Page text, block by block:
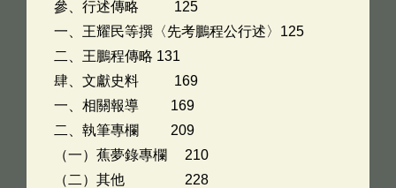
參、行述傳略 125
一、王耀民等撰〈先考鵬程公行述〉125
二、王鵬程傳略 131
肆、文獻史料 169
一、相關報導 169
二、執筆專欄 209
（一）蕉夢錄專欄 210
（二）其他 228